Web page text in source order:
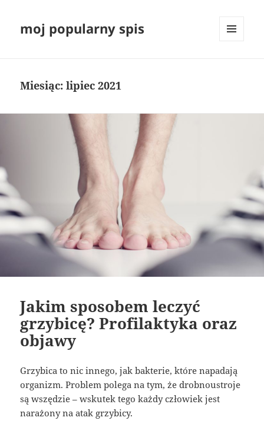
moj popularny spis
Miesiąc:lipiec 2021
Jakim sposobem leczyć
grzybicę? Profilaktyka oraz
objawy
Grzybica to nic innego, jak bakterie, które napadają
organizm. Problem polega na tym, że drobnoustroje
są wszędzie – wskutek tego każdy człowiek jest
narażony na atak grzybicy.